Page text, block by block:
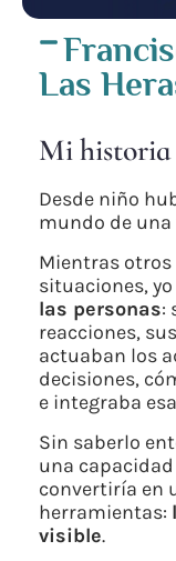
Las
Mi historia
Desde niño
mundo de
Mientras
situaciones, yo
las personas:
reacciones,
actuaban los
decisiones,
e integraba
Sin saberlo
una
convertiría en
herramientas:
visible.